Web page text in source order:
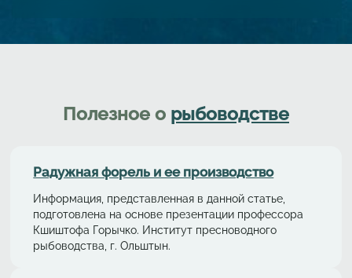
Полезное о рыбоводстве
Радужная форель и ее производство
Информация, представленная в данной статье,
подготовлена на основе презентации профессора
Кшиштофа Горычко. Институт пресноводного
рыбоводства, г. Ольштын.